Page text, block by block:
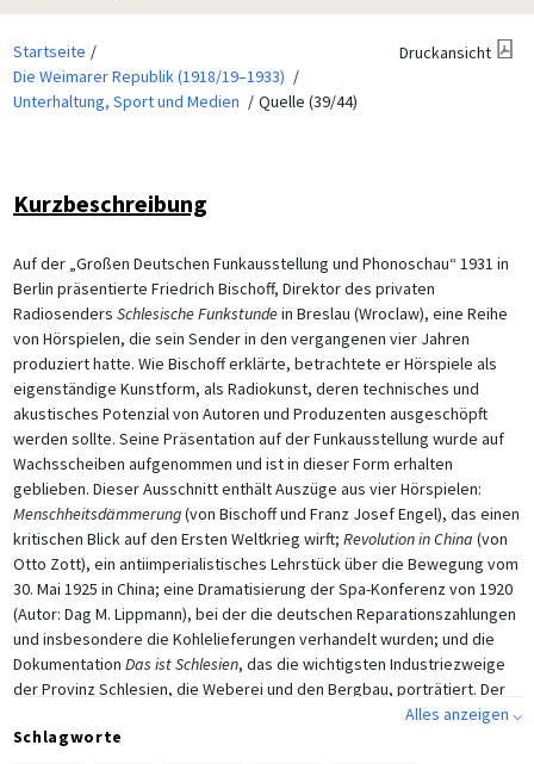
Startseite
Die Weimarer Republik (1918/19–1933)
Unterhaltung, Sport und Medien
Quelle (39/44)
Druckansicht
Kurzbeschreibung
Auf der „Großen Deutschen Funkausstellung und Phonoschau“ 1931 in
Berlin präsentierte Friedrich Bischoff, Direktor des privaten
Radiosenders Schlesische Funkstundein Breslau (Wroclaw), eine Reihe
von Hörspielen, die sein Sender in den vergangenen vier Jahren
produziert hatte. Wie Bischoff erklärte, betrachtete er Hörspiele als
eigenständige Kunstform, als Radiokunst, deren technisches und
akustisches Potenzial von Autoren und Produzenten ausgeschöpft
werden sollte. Seine Präsentation auf der Funkausstellung wurde auf
Wachsscheiben aufgenommen und ist in dieser Form erhalten
geblieben. Dieser Ausschnitt enthält Auszüge aus vier Hörspielen:
Menschheitsdämmerung(von Bischoff und Franz Josef Engel), das einen
kritischen Blick auf den Ersten Weltkrieg wirft; Revolution in China (von
Otto Zott), ein antiimperialistisches Lehrstück über die Bewegung vom
30. Mai 1925 in China; eine Dramatisierung der Spa-Konferenz von 1920
(Autor: Dag M. Lippmann), bei der die deutschen Reparationszahlungen
und insbesondere die Kohlelieferungen verhandelt wurden; und die
Dokumentation Das ist Schlesien, das die wichtigsten Industriezweige
der Provinz Schlesien, die Weberei und den Bergbau, porträtiert. Der
Rundfunk erreichte über 200.000 Menschen und bot ein vielseitiges
Programm aus Nachrichten und Wetterberichten, Musik, Sport,
Alles anzeigen ⌵
Schlagworte